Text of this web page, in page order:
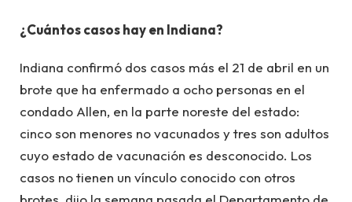
¿Cuántos casos hay en Indiana?
Indiana confirmó dos casos más el 21 de abril en un
brote que ha enfermado a ocho personas en el
condado Allen, en la parte noreste del estado:
cinco son menores no vacunados y tres son adultos
cuyo estado de vacunación es desconocido. Los
casos no tienen un vínculo conocido con otros